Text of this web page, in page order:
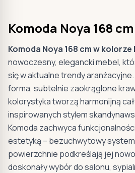
Komoda Noya 168
Komoda Noya 168 cm w
nowoczesny, elegancki mebel,
się w aktualne trendy
forma, subtelnie zaokrąglone
kolorystyka tworzą harmonijną
inspirowanych stylem
Komoda zachwyca
estetyką – bezuchwytowy system
powierzchnie podkreślają jej
doskonały wybór do salonu,